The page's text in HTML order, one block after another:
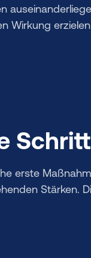
Wirkung
erste
Stärken.